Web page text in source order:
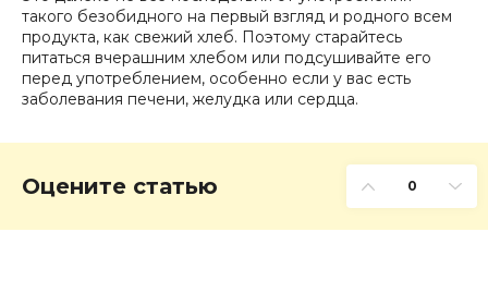
такого безобидного на первый взгляд и родного всем
продукта, как свежий хлеб. Поэтому старайтесь
питаться вчерашним хлебом или подсушивайте его
перед употреблением, особенно если у вас есть
заболевания печени, желудка или сердца.
Оцените статью 0